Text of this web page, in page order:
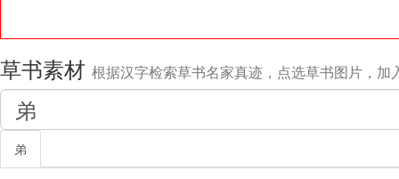
草书素材 根据汉字检索草书名家真迹，点选草书图片，加
弟